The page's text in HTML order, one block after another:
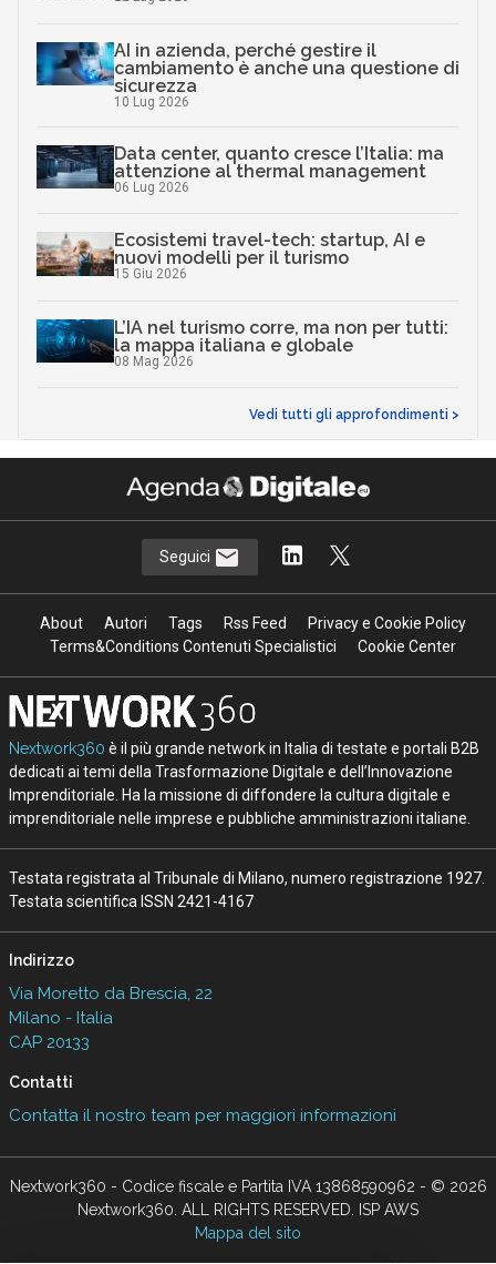
AI in azienda, perché gestire il
cambiamento è anche una questione di
sicurezza
10 Lug 2026
Data center, quanto cresce l’Italia: ma
attenzione al thermal management
06 Lug 2026
Ecosistemi travel-tech: startup, AI e
nuovi modelli per il turismo
15 Giu 2026
L’IA nel turismo corre, ma non per tutti:
la mappa italiana e globale
08 Mag 2026
Vedi tutti gli approfondimenti >
Seguici
About Autori Tags Rss Feed
Privacy e Cookie Policy
Terms&Conditions Contenuti Specialistici
Cookie Center
Nextwork360 è il più grande network in Italia di testate e portali B2B
dedicati ai temi della Trasformazione Digitale e dell’Innovazione
Imprenditoriale. Ha la missione di diffondere la cultura digitale e
imprenditoriale nelle imprese e pubbliche amministrazioni italiane.
Testata registrata al Tribunale di Milano, numero registrazione 1927.
Testata scientifica ISSN 2421-4167
Indirizzo
Via Moretto da Brescia, 22
Milano - Italia
CAP 20133
Contatti
Contatta il nostro team per maggiori informazioni
Nextwork360 - Codice fiscale e Partita IVA 13868590962 - © 2026
Nextwork360. ALL RIGHTS RESERVED. ISP AWS
Mappa del sito